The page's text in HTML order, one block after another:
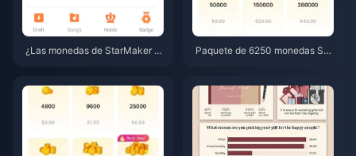
¿Las monedas de StarMaker n
nio de 2026
Paquete de 6250 monedas SU